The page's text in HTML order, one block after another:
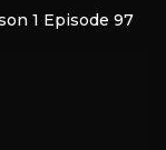
1 Episode 97